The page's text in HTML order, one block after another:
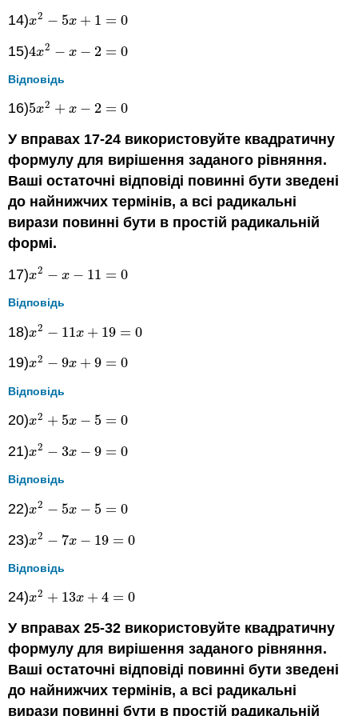
14)x2 − 5x + 1 = 0
x2 −5 x+ 1= 0
15)4x2 − x − 2 = 0
4x2 −x − 2= 0
Відповідь
16)5x2 + x − 2 = 0
5x2 +x − 2= 0
У вправах 17-24 використовуйте квадратичну
формулу для вирішення заданого рівняння.
Ваші остаточні відповіді повинні бути зведені
до найнижчих термінів, а всі радикальні
вирази повинні бути в простій радикальній
формі.
17)x2 − x − 11 = 0
x2 −x −11 =0
Відповідь
18)x2 − 11x + 19 = 0
x2 −11x+ 19 =0
19)x2 − 9x + 9 = 0
x2 −9 x+ 9= 0
Відповідь
20)x2 + 5x − 5 = 0
x2 +5 x− 5= 0
21)x2 − 3x − 9 = 0
x2 −3 x− 9= 0
Відповідь
22)x2 − 5x − 5 = 0
x2 −5 x− 5= 0
23)x2 − 7x − 19 = 0
x2 −7 x− 19 =0
Відповідь
24)x2 + 13x + 4 = 0
x2 +13x+ 4=0
У вправах 25-32 використовуйте квадратичну
формулу для вирішення заданого рівняння.
Ваші остаточні відповіді повинні бути зведені
до найнижчих термінів, а всі радикальні
вирази повинні бути в простій радикальній